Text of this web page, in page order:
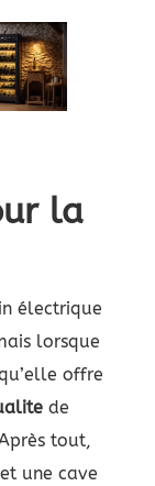
la
électrique
lorsque
offre
de
tout,
une cave